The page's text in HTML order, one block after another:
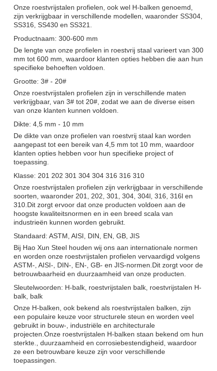
Onze roestvrijstalen profielen, ook wel H-balken genoemd,
zijn verkrijgbaar in verschillende modellen, waaronder SS304,
SS316, SS430 en SS321.
Productnaam: 300-600 mm
De lengte van onze profielen in roestvrij staal varieert van 300
mm tot 600 mm, waardoor klanten opties hebben die aan hun
specifieke behoeften voldoen.
Grootte: 3# - 20#
Onze roestvrijstalen profielen zijn in verschillende maten
verkrijgbaar, van 3# tot 20#, zodat we aan de diverse eisen
van onze klanten kunnen voldoen.
Dikte: 4,5 mm - 10 mm
De dikte van onze profielen van roestvrij staal kan worden
aangepast tot een bereik van 4,5 mm tot 10 mm, waardoor
klanten opties hebben voor hun specifieke project of
toepassing.
Klasse: 201 202 301 304 304 316 316 310
Onze roestvrijstalen profielen zijn verkrijgbaar in verschillende
soorten, waaronder 201, 202, 301, 304, 304l, 316, 316l en
310.Dit zorgt ervoor dat onze producten voldoen aan de
hoogste kwaliteitsnormen en in een breed scala van
industrieën kunnen worden gebruikt.
Standaard: ASTM, AISI, DIN, EN, GB, JIS
Bij Hao Xun Steel houden wij ons aan internationale normen
en worden onze roestvrijstalen profielen vervaardigd volgens
ASTM-, AISI-, DIN-, EN-, GB- en JIS-normen.Dit zorgt voor de
betrouwbaarheid en duurzaamheid van onze producten.
Sleutelwoorden: H-balk, roestvrijstalen balk, roestvrijstalen H-
balk, balk
Onze H-balken, ook bekend als roestvrijstalen balken, zijn
een populaire keuze voor structurele steun en worden veel
gebruikt in bouw-, industriële en architecturale
projecten.Onze roestvrijstalen H-balken staan bekend om hun
sterkte., duurzaamheid en corrosiebestendigheid, waardoor
ze een betrouwbare keuze zijn voor verschillende
toepassingen.